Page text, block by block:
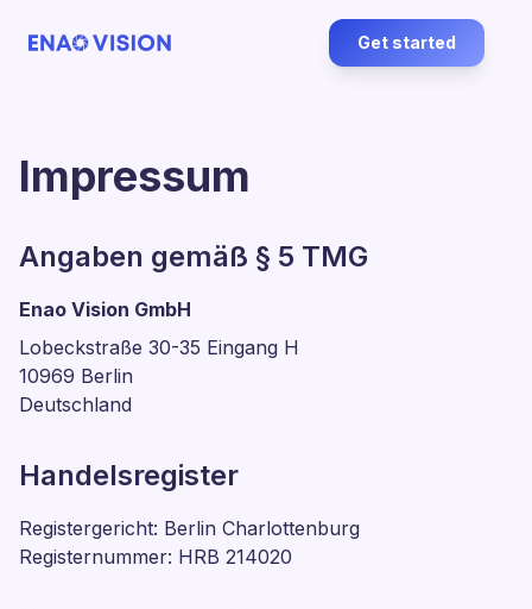
Get started
Impressum
Angaben gemäß § 5 TMG
Enao Vision GmbH
Lobeckstraße 30-35 Eingang H
10969 Berlin
Deutschland
Handelsregister
Registergericht: Berlin Charlottenburg
Registernummer: HRB 214020